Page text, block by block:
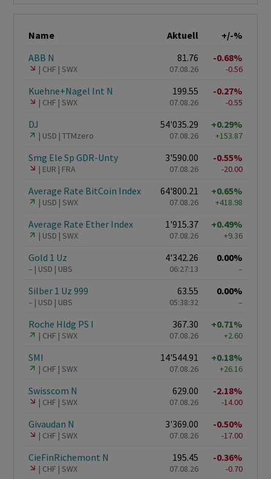
Name Aktuell
+/-%
ABB N
CHF SWX
81.76
07.08.26
-0.68%
-0.56
Kuehne+Nagel Int N
CHF SWX
199.55
07.08.26
-0.27%
-0.55
DJ
USD TTMzero
54'035.29
07.08.26
+0.29%
+153.87
Smg Ele Sp GDR-Unty
EUR FRA
3'590.00
07.08.26
-0.55%
-20.00
Average Rate BitCoin Index
USD SWX
64'800.21
07.08.26
+0.65%
+418.98
Average Rate Ether Index
USD SWX
1'915.37
07.08.26
+0.49%
+9.36
Gold 1 Uz
– USD UBS
4'342.26
06:27:13
0.00%
–
Silber 1 Uz 999
– USD UBS
63.55
05:38:32
0.00%
–
Roche Hldg PS I
CHF SWX
367.30
07.08.26
+0.71%
+2.60
SMI
CHF SWX
14'544.91
07.08.26
+0.18%
+26.16
Swisscom N
CHF SWX
629.00
07.08.26
-2.18%
-14.00
Givaudan N
CHF SWX
3'369.00
07.08.26
-0.50%
-17.00
CieFinRichemont N
CHF SWX
195.45
07.08.26
-0.36%
-0.70